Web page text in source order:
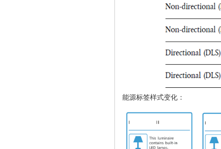
能源标签样式变化：